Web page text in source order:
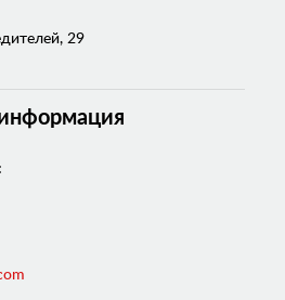
29